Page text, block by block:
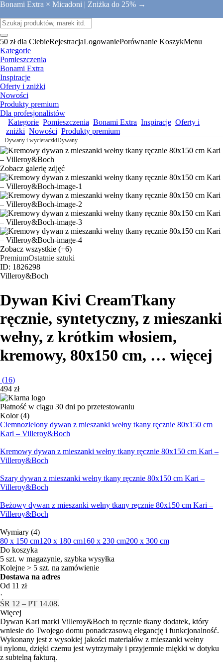
Bonami Extra × Micadoni | Zniżka do 25% →
50 zł dla CiebieRejestracjaLogowaniePorównanie KoszykMenu
Kategorie
Pomieszczenia
Bonami Extra
Inspiracje
Oferty i zniżki
Nowości
Produkty premium
Dla profesjonalistów
Kategorie Pomieszczenia Bonami Extra Inspiracje Oferty i
zniżki Nowości Produkty premium
...Dywany i wycieraczkiDywany
Zobacz galerię zdjęć
Zobacz wszystkie (+6)
PremiumOstatnie sztuki
ID: 1826298
Villeroy&Boch
Dywan Kivi CreamTkany
ręcznie, syntetyczny, z mieszanki
wełny, z krótkim włosiem,
kremowy, 80x150 cm, … więcej
(16)
494 zł
Płatność w ciągu 30 dni po przetestowaniu
Kolor (4)
Ciemnozielony dywan z mieszanki wełny tkany ręcznie 80x150 cm
Kari – Villeroy&Boch
Kremowy dywan z mieszanki wełny tkany ręcznie 80x150 cm Kari –
Villeroy&Boch
Szary dywan z mieszanki wełny tkany ręcznie 80x150 cm Kari –
Villeroy&Boch
Beżowy dywan z mieszanki wełny tkany ręcznie 80x150 cm Kari –
Villeroy&Boch
Wymiary (4)
80 x 150 cm120 x 180 cm160 x 230 cm200 x 300 cm
Do koszyka
5 szt. w magazynie, szybka wysyłka
Kolejne > 5 szt. na zamówienie
Dostawa na adres
Od 11 zł
·
ŚR 12 – PT 14.08.
Więcej
Dywan Kari marki Villeroy&Boch to ręcznie tkany dodatek, który
wniesie do Twojego domu ponadczasową elegancję i funkcjonalność.
Wykonany jest z wysokiej jakości materiałów z mieszanki wełny
i nylonu, dzięki czemu jest wytrzymały i przyjemnie miękki w dotyku
z subtelną fakturą.